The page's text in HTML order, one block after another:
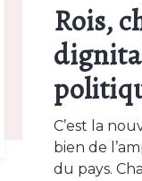
Rois,
C’est la
bien de
du pays.